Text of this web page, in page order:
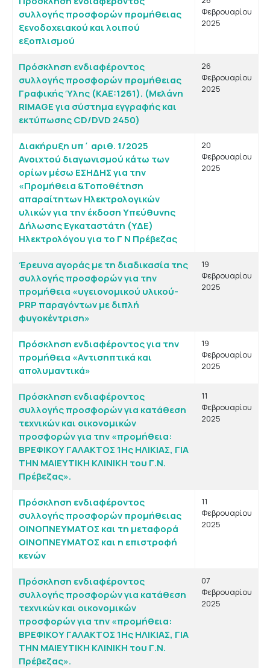
συλλογής προσφορών προμήθειας
ξενοδοχειακού και λοιπού
εξοπλισμού
Φεβρουαρίου
2025
Πρόσκληση ενδιαφέροντος
συλλογής προσφορών προμήθειας
Γραφικής Ύλης (KAE:1261). (Μελάνη
RIMAGE για σύστημα εγγραφής και
εκτύπωσης CD/DVD 2450)
26
Φεβρουαρίου
2025
Διακήρυξη υπ΄ αριθ. 1/2025
Ανοιχτού διαγωνισμού κάτω των
ορίων μέσω ΕΣΗΔΗΣ για την
«Προμήθεια &Τοποθέτηση
απαραίτητων Ηλεκτρολογικών
υλικών για την έκδοση Υπεύθυνης
Δήλωσης Εγκαταστάτη (ΥΔΕ)
Ηλεκτρολόγου για το Γ Ν Πρέβεζας
20
Φεβρουαρίου
2025
Έρευνα αγοράς με τη διαδικασία της
συλλογής προσφορών για την
προμήθεια «υγειονομικού υλικού-
PRP παραγόντων με διπλή
φυγοκέντριση»
19
Φεβρουαρίου
2025
Πρόσκληση ενδιαφέροντος για την
προμήθεια «Αντισηπτικά και
απολυμαντικά»
19
Φεβρουαρίου
2025
Πρόσκληση ενδιαφέροντος
συλλογής προσφορών για κατάθεση
τεχνικών και οικονομικών
προσφορών για την «προμήθεια:
ΒΡΕΦΙΚΟΥ ΓΑΛΑΚΤΟΣ 1Ης ΗΛΙΚΙΑΣ, ΓΙΑ
ΤΗΝ ΜΑΙΕΥΤΙΚΗ ΚΛΙΝΙΚΗ του Γ.Ν.
Πρέβεζας».
11
Φεβρουαρίου
2025
Πρόσκληση ενδιαφέροντος
συλλογής προσφορών προμήθειας
ΟΙΝΟΠΝΕΥΜΑΤΟΣ και τη μεταφορά
ΟΙΝΟΠΝΕΥΜΑΤΟΣ και η επιστροφή
κενών
11
Φεβρουαρίου
2025
Πρόσκληση ενδιαφέροντος
συλλογής προσφορών για κατάθεση
τεχνικών και οικονομικών
προσφορών για την «προμήθεια:
ΒΡΕΦΙΚΟΥ ΓΑΛΑΚΤΟΣ 1Ης ΗΛΙΚΙΑΣ, ΓΙΑ
ΤΗΝ ΜΑΙΕΥΤΙΚΗ ΚΛΙΝΙΚΗ του Γ.Ν.
Πρέβεζας».
07
Φεβρουαρίου
2025